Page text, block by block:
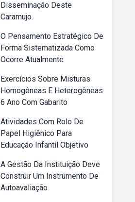
Disseminação Deste
Caramujo.
O Pensamento Estratégico De
Forma Sistematizada Como
Ocorre Atualmente
Exercícios Sobre Misturas
Homogêneas E Heterogêneas
6 Ano Com Gabarito
Atividades Com Rolo De
Papel Higiênico Para
Educação Infantil Objetivo
A Gestão Da Instituição Deve
Construir Um Instrumento De
Autoavaliação